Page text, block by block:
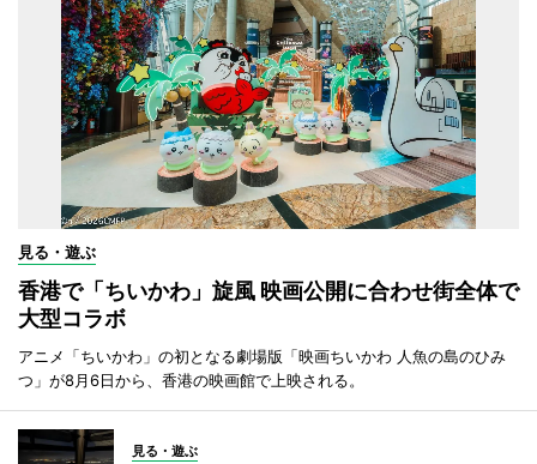
見る・遊ぶ
香港で「ちいかわ」旋風 映画公開に合わせ街全体で
大型コラボ
アニメ「ちいかわ」の初となる劇場版「映画ちいかわ 人魚の島のひみ
つ」が8月6日から、香港の映画館で上映される。
見る・遊ぶ